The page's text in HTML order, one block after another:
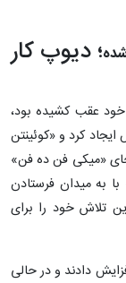
؛ دیوپ کار
خود عقب کشیده بود،
ترکیب تیمش ایجاد کرد و «کوئینتن
جای «میکی فن‌ ده‌ فن»
به میدان فرستادن
تلاش خود را برای
دادند و در حالی